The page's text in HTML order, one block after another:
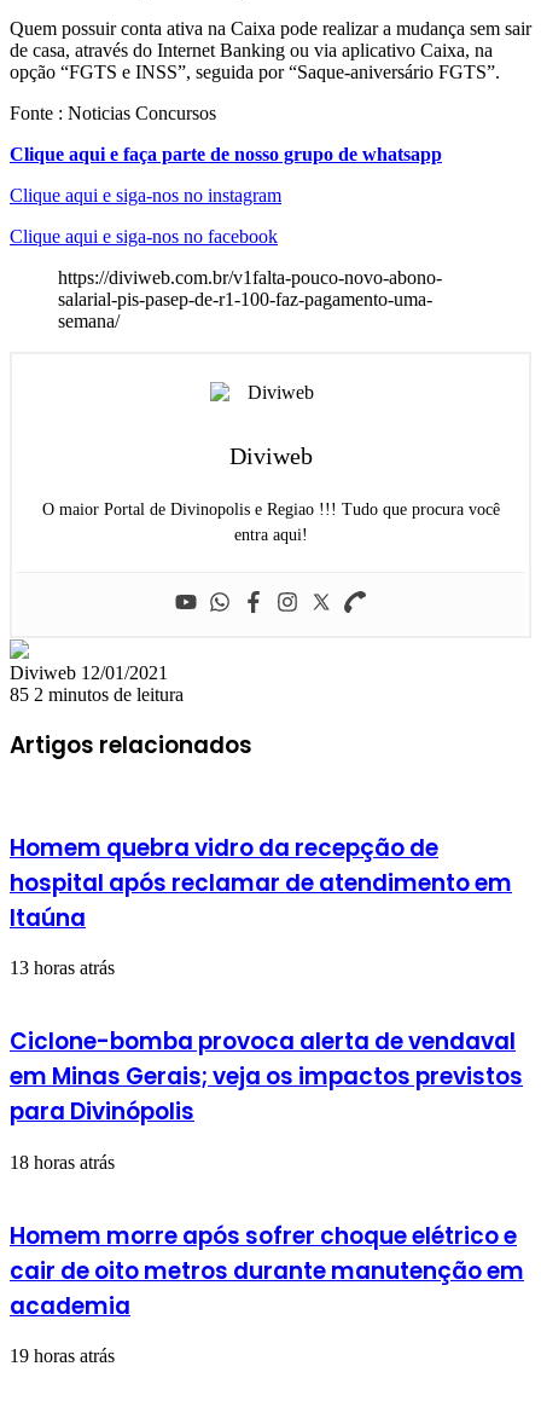
Quem possuir conta ativa na Caixa pode realizar a mudança sem sair
de casa, através do Internet Banking ou via aplicativo Caixa, na
opção “FGTS e INSS”, seguida por “Saque-aniversário FGTS”.
Fonte : Noticias Concursos
Clique aqui e faça parte de nosso grupo de whatsapp
Clique aqui e siga-nos no instagram
Clique aqui e siga-nos no facebook
https://diviweb.com.br/v1falta-pouco-novo-abono-
salarial-pis-pasep-de-r1-100-faz-pagamento-uma-
semana/
Diviweb
O maior Portal de Divinopolis e Regiao !!! Tudo que procura você
entra aqui!
Diviweb Mande
um
mail
12/01/2021
85 2 minutos de leitura
Artigos relacionados
Homem quebra vidro da recepção de
hospital após reclamar de atendimento em
Itaúna
13 horas atrás
Ciclone-bomba provoca alerta de vendaval
em Minas Gerais; veja os impactos previstos
para Divinópolis
18 horas atrás
Homem morre após sofrer choque elétrico e
cair de oito metros durante manutenção em
academia
19 horas atrás